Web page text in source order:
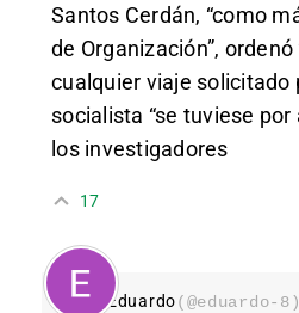
Santos Cerdán, “como
de Organización”,
cualquier viaje solicitado
socialista “se tuviese por
los investigadores
17
Eduardo(@eduardo-8)